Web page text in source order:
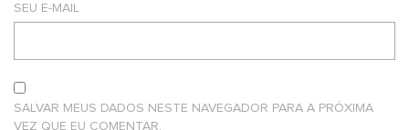
SEU E-MAIL
SALVAR MEUS DADOS NESTE NAVEGADOR PARA A PRÓXIMA
VEZ QUE EU COMENTAR.